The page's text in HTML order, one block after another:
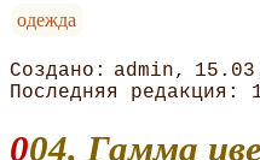
одежда
admin
004. Гамма